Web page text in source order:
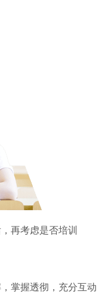
再考虑是否培训
掌握透彻，充分互动